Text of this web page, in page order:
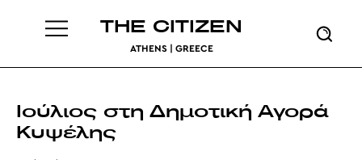
THE CITIZEN
ATHENS | GREECE
Ιούλιος στη Δημοτική Αγορά
Κυψέλης